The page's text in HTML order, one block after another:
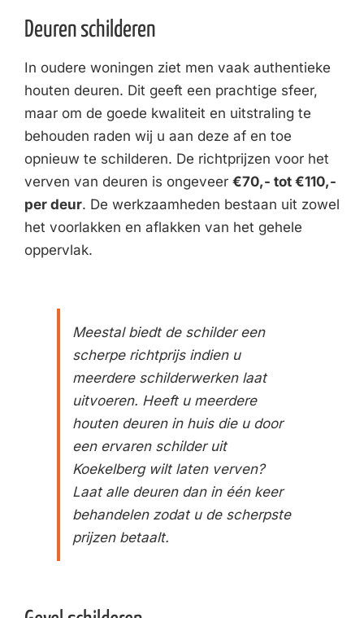
Deuren schilderen
In oudere woningen ziet men vaak authentieke
houten deuren. Dit geeft een prachtige sfeer,
maar om de goede kwaliteit en uitstraling te
behouden raden wij u aan deze af en toe
opnieuw te schilderen. De richtprijzen voor het
verven van deuren is ongeveer €70,- tot €110,-
per deur. De werkzaamheden bestaan uit zowel
het voorlakken en aflakken van het gehele
oppervlak.
Meestal biedt de schilder een
scherpe richtprijs indien u
meerdere schilderwerken laat
uitvoeren. Heeft u meerdere
houten deuren in huis die u door
een ervaren schilder uit
Koekelberg wilt laten verven?
Laat alle deuren dan in één keer
behandelen zodat u de scherpste
prijzen betaalt.